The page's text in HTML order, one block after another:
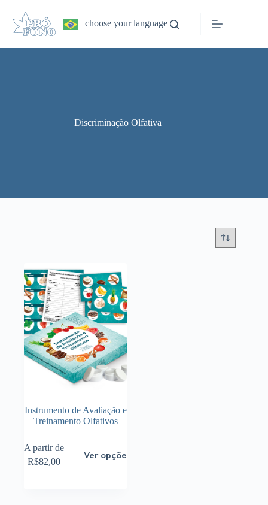
conteúdo
choose your language
Discriminação Olfativa
Instrumento de Avaliação e
Treinamento Olfativos
A partir de
R$82,00
Ver opções
Este
produto
tem